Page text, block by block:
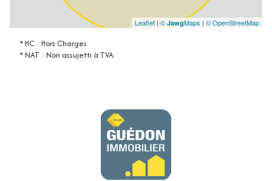
Leaflet | © JawgMaps | © OpenStreetMap
* HC : Hors Charges
* NAT : Non assujetti à TVA